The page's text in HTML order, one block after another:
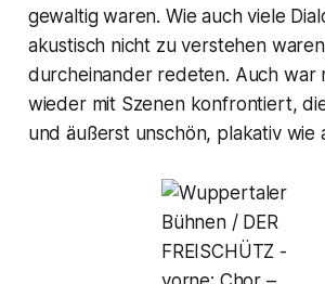
gewaltig waren. Wie auch viele
akustisch nicht zu verstehen
durcheinander redeten. Auch war
wieder mit Szenen konfrontiert,
und äußerst unschön, plakativ wie